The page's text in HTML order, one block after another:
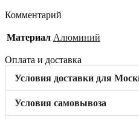
Комментарий
Материал Алюминий
Оплата и доставка
Условия доставки для
Условия самовывоза